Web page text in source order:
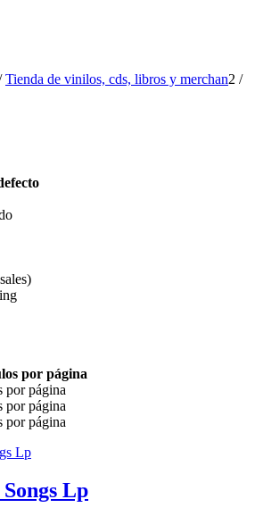
Tienda de vinilos, cds, libros y merchan2 /
por página
por página
por página
por página
Lp